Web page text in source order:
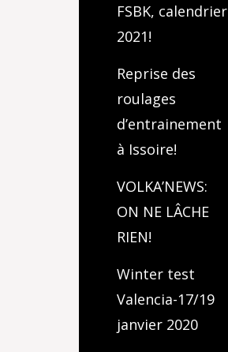
FSBK, calendrier
2021!
Reprise des
roulages
d’entrainement
à Issoire!
VOLKA’NEWS:
ON NE LÂCHE
RIEN!
Winter test
Valencia-17/19
janvier 2020